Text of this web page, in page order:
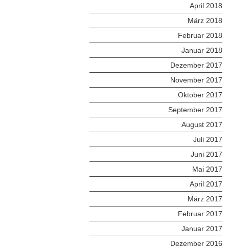
April 2018
März 2018
Februar 2018
Januar 2018
Dezember 2017
November 2017
Oktober 2017
September 2017
August 2017
Juli 2017
Juni 2017
Mai 2017
April 2017
März 2017
Februar 2017
Januar 2017
Dezember 2016